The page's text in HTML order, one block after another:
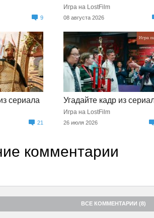
9
Игра на LostFilm
08 августа 2026
сериала
21
Угадайте кадр из
Игра на LostFilm
26 июля 2026
комментарии
ВСЕ КОММЕНТАРИИ (8)